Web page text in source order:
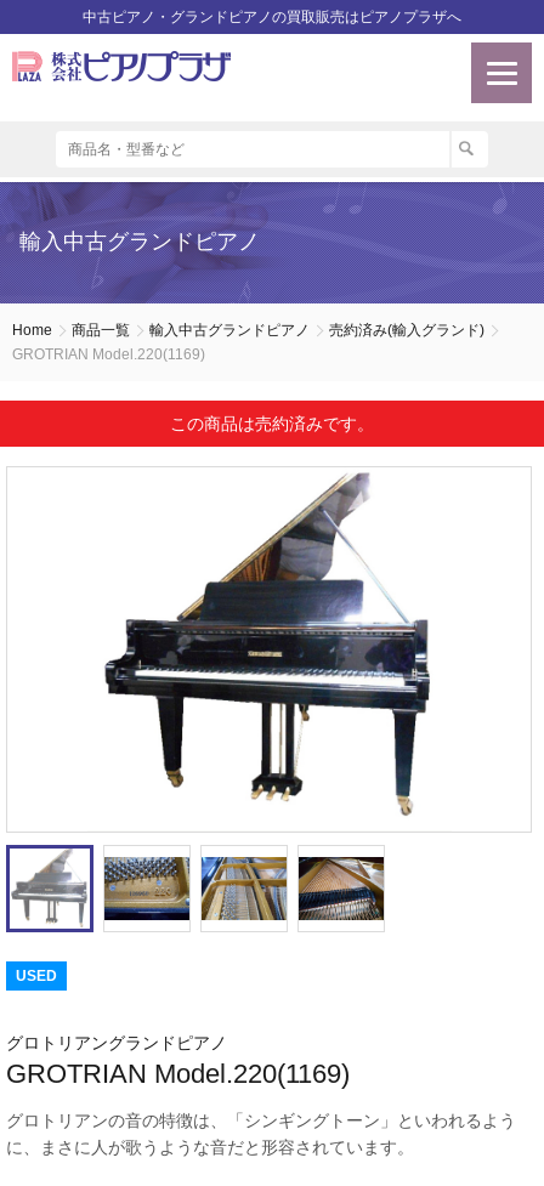
中古ピアノ・グランドピアノの買取販売はピアノプラザへ
輸入中古グランドピアノ
Home 商品一覧 輸入中古グランドピアノ
売約済み(輸入グランド)
GROTRIAN Model.220(1169)
この商品は売約済みです。
USED
グロトリアングランドピアノ
GROTRIAN Model.220(1169)
グロトリアンの音の特徴は、「シンギングトーン」といわれるよう
に、まさに人が歌うような音だと形容されています。